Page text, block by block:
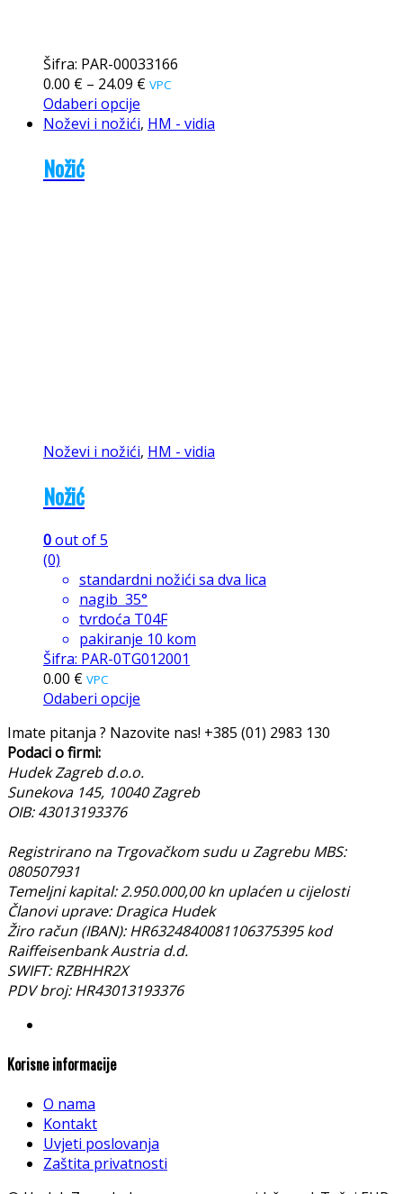
Šifra: PAR-00033166
0.00 € – 24.09 € VPC
Odaberi opcije
Noževi i nožići, HM - vidia
Nožić
Noževi i nožići, HM - vidia
Nožić
0out of 5
(0)
standardni nožići sa dva lica
nagib 35°
tvrdoća T04F
pakiranje 10 kom
Šifra: PAR-0TG012001
0.00 € VPC
Odaberi opcije
Imate pitanja ? Nazovite nas! +385 (01) 2983 130
Podaci o firmi:
Hudek Zagreb d.o.o.
Sunekova 145, 10040 Zagreb
OIB: 43013193376
Registrirano na Trgovačkom sudu u Zagrebu MBS:
080507931
Temeljni kapital: 2.950.000,00 kn uplaćen u cijelosti
Članovi uprave: Dragica Hudek
Žiro račun (IBAN): HR6324840081106375395 kod
Raiffeisenbank Austria d.d.
SWIFT: RZBHHR2X
PDV broj: HR43013193376
Korisne informacije
O nama
Kontakt
Uvjeti poslovanja
Zaštita privatnosti